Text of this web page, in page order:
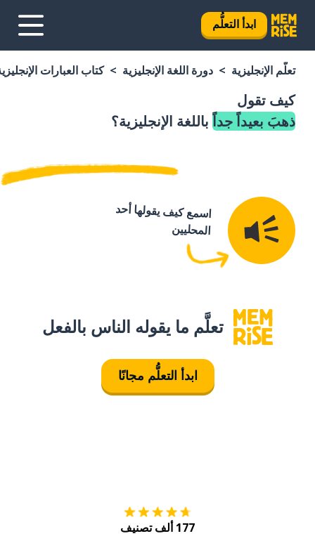
ابدأ التعلُّم
تعلَّم الإنجليزية دورة اللغة الإنجليزية كتاب العبارات
كيف تقول
ذهبَ بعيداً جداً باللغة الإنجليزية؟
اسمع كيف يقولها أحد
المحليين
تعلَّم ما يقوله الناس بالفعل
ابدأ التعلُّم مجانًا
177 ألف تصنيف